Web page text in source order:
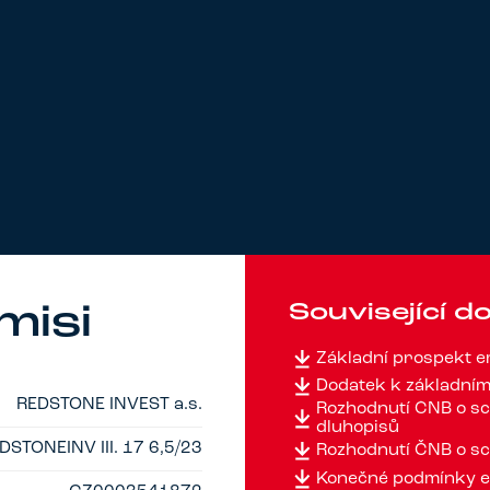
REDSTONE INVEST a.s.
III. 17 6,5/23
Související
Základní prospekt
Dodatek k
Rozhodnutí ČNB o
dluhopisů
Rozhodnutí ČNB o
Konečné podmínky